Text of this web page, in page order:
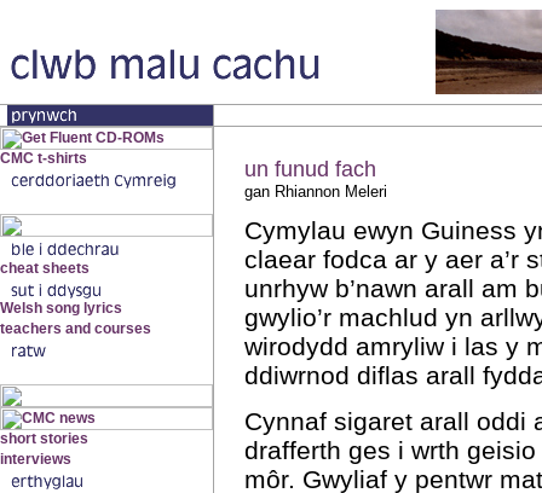
un funud fach
gan Rhiannon Meleri
Cymylau ewyn Guiness
claear fodca ar y aer a’r
unrhyw b’nawn arall am
gwylio’r machlud yn
wirodydd amryliw i las y
ddiwrnod diflas arall
Cynnaf sigaret arall oddi
drafferth ges i wrth
môr. Gwyliaf y pentwr